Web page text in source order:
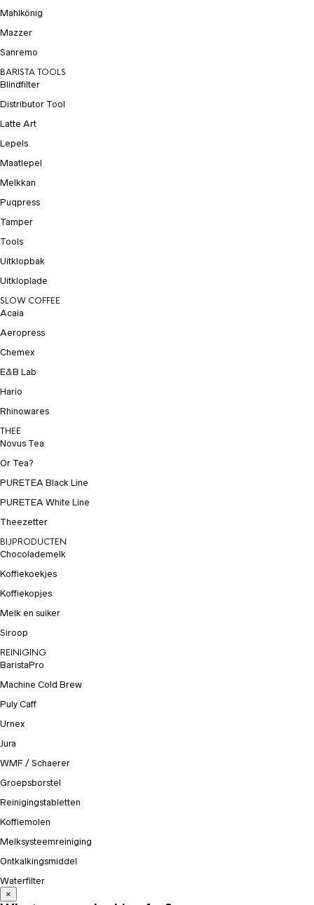
Mahlkönig
Mazzer
Sanremo
BARISTA TOOLS
Blindfilter
Distributor Tool
Latte Art
Lepels
Maatlepel
Melkkan
Puqpress
Tamper
Tools
Uitklopbak
Uitkloplade
SLOW COFFEE
Acaia
Aeropress
Chemex
E&B Lab
Hario
Rhinowares
THEE
Novus Tea
Or Tea?
PURETEA Black Line
PURETEA White Line
Theezetter
BIJPRODUCTEN
Chocolademelk
Koffiekoekjes
Koffiekopjes
Melk en suiker
Siroop
REINIGING
BaristaPro
Machine Cold Brew
Puly Caff
Urnex
Jura
WMF / Schaerer
Groepsborstel
Reinigingstabletten
Koffiemolen
Melksysteemreiniging
Ontkalkingsmiddel
Waterfilter
×